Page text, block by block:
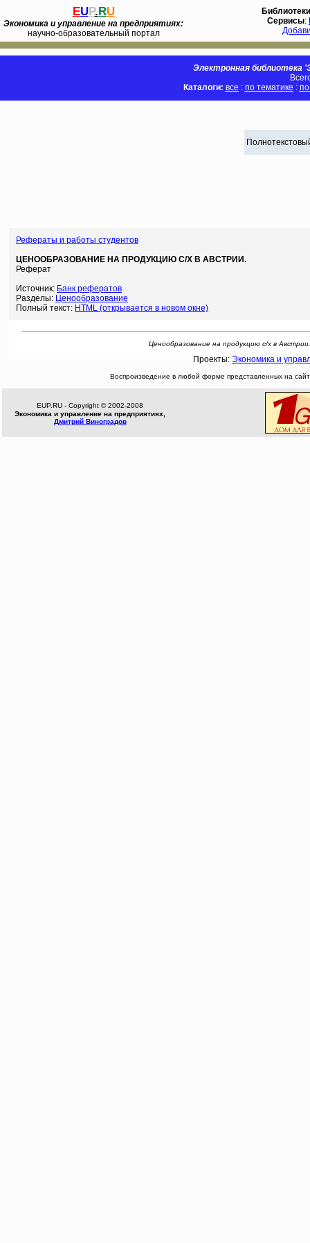
EUP.RU
Экономика и управление на предприятиях:
научно-образовательный портал
Библиотеки
Сервисы:
Электронная библиотека
Каталоги: все : по тематике :
Рефераты и работы студентов
ЦЕНООБРАЗОВАНИЕ НА ПРОДУКЦИЮ С/Х В АВСТРИИ.
Реферат
Источник: Банк рефератов
Разделы: Ценообразование
Полный текст: HTML (открывается в новом окне)
Ценообразование на продукцию с/х в
Проекты: Экономика и
Воспроизведение в любой форме представленных на
EUP.RU - Copyright © 2002-2008
Экономика и управление на предприятиях,
Дмитрий Виноградов